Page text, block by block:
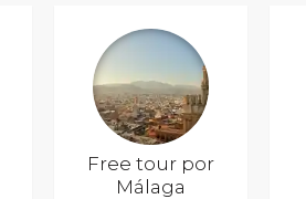
Free tour por
Málaga